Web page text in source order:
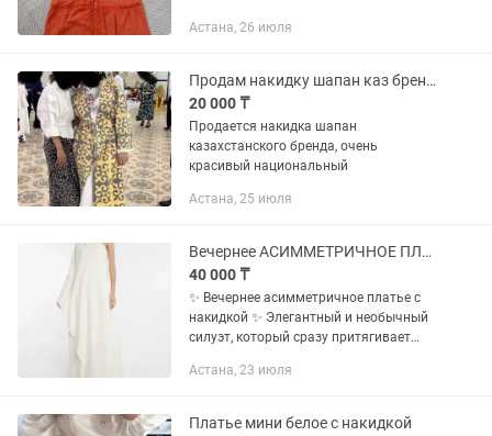
Астана, 26 июля
Продам накидку шапан каз бренда
20 000 ₸
Продается накидка шапан
казахстанского бренда, очень
красивый национальный
Астана, 25 июля
Вечернее АСИММЕТРИЧНОЕ ПЛАТЬЕ С НАКИДКОЙ
40 000 ₸
✨ Вечернее асимметричное платье с
накидкой ✨ Элегантный и необычный
силуэт, который сразу притягивает
красиво садится по фигуре и создаёт
Астана, 23 июля
Платье мини белое с накидкой